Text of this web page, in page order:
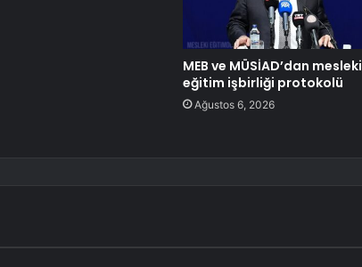
MEB ve MÜSİAD’dan mesleki
eğitim işbirliği protokolü
Ağustos 6, 2026